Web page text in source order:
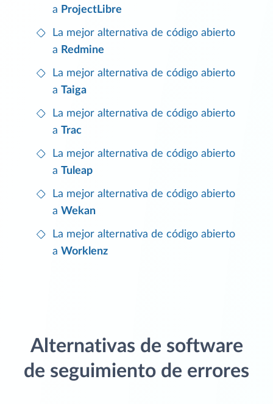
a ProjectLibre
La mejor alternativa de código abierto
a Redmine
La mejor alternativa de código abierto
a Taiga
La mejor alternativa de código abierto
a Trac
La mejor alternativa de código abierto
a Tuleap
La mejor alternativa de código abierto
a Wekan
La mejor alternativa de código abierto
a Worklenz
Alternativas de software
de seguimiento de errores